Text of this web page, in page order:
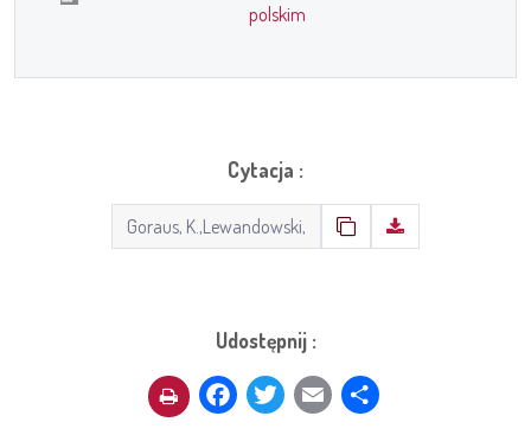
polskim
Cytacja :
Udostępnij :
Facebook
Twitter
Email